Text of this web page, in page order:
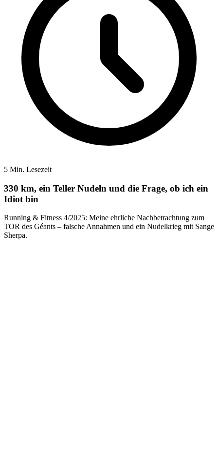
5 Min. Lesezeit
330 km, ein Teller Nudeln und die Frage, ob ich ein
Idiot bin
Running & Fitness 4/2025: Meine ehrliche Nachbetrachtung zum
TOR des Géants – falsche Annahmen und ein Nudelkrieg mit Sange
Sherpa.